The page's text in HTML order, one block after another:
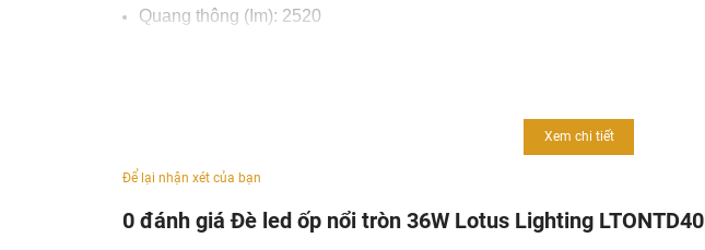
Quang thông (Im): 2520
Kích thước (øxR)mm: 400x35
Xem chi tiết
Để lại nhận xét của bạn
0 đánh giá Đè led ốp nổi tròn 36W Lotus Lighting LTONTD40